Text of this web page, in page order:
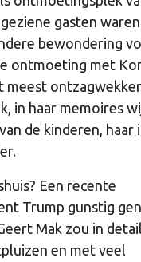
gasten
bewondering
ontmoeting met
meest
in haar memoires
de kinderen, haar
Een recente
Trump gunstig
Mak zou in
en met veel